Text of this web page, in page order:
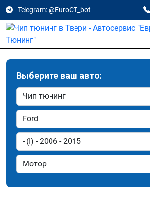
Telegram: @EuroCT_bot
Выберите ваш авто: